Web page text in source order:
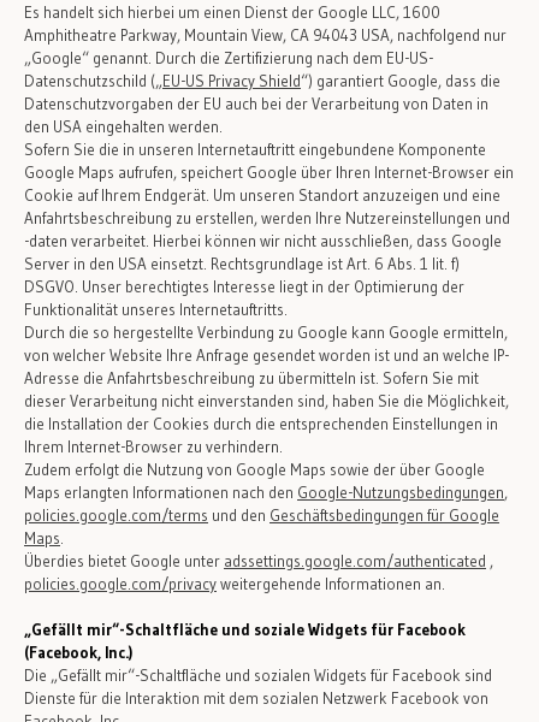
Es handelt sich hierbei um einen Dienst der Google LLC, 1600
Amphitheatre Parkway, Mountain View, CA 94043 USA, nachfolgend nur
„Google“ genannt. Durch die Zertifizierung nach dem EU-US-
Datenschutzschild („EU-US Privacy Shield“) garantiert Google, dass die
Datenschutzvorgaben der EU auch bei der Verarbeitung von Daten in
den USA eingehalten werden.
Sofern Sie die in unseren Internetauftritt eingebundene Komponente
Google Maps aufrufen, speichert Google über Ihren Internet-Browser ein
Cookie auf Ihrem Endgerät. Um unseren Standort anzuzeigen und eine
Anfahrtsbeschreibung zu erstellen, werden Ihre Nutzereinstellungen und
-daten verarbeitet. Hierbei können wir nicht ausschließen, dass Google
Server in den USA einsetzt. Rechtsgrundlage ist Art. 6 Abs. 1 lit. f)
DSGVO. Unser berechtigtes Interesse liegt in der Optimierung der
Funktionalität unseres Internetauftritts.
Durch die so hergestellte Verbindung zu Google kann Google ermitteln,
von welcher Website Ihre Anfrage gesendet worden ist und an welche IP-
Adresse die Anfahrtsbeschreibung zu übermitteln ist. Sofern Sie mit
dieser Verarbeitung nicht einverstanden sind, haben Sie die Möglichkeit,
die Installation der Cookies durch die entsprechenden Einstellungen in
Ihrem Internet-Browser zu verhindern.
Zudem erfolgt die Nutzung von Google Maps sowie der über Google
Maps erlangten Informationen nach den Google-Nutzungsbedingungen,
policies.google.com/terms und den Geschäftsbedingungen für Google
Maps
Überdies bietet Google unter adssettings.google.com/authenticated ,
policies.google.com/privacyweitergehende Informationen an.
„Gefällt mir“-Schaltfläche und soziale Widgets für Facebook
(Facebook, Inc.)
Die „Gefällt mir“-Schaltfläche und sozialen Widgets für Facebook sind
Dienste für die Interaktion mit dem sozialen Netzwerk Facebook von